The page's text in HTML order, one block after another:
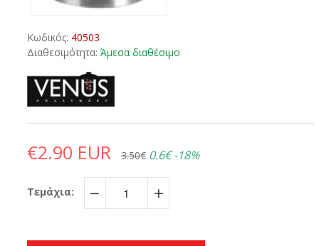
Κωδικός: 40503
Διαθεσιμότητα: Άμεσα διαθέσιμο
€2.90 EUR 3.50€ 0.6€ -18%
Τεμάχια:
− +